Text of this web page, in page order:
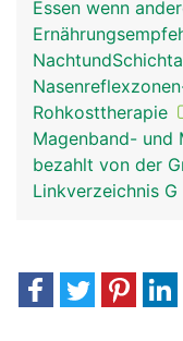
Essen wenn
Rohkosttherapie
Magenband- und
bezahlt von der
Linkverzeichnis G